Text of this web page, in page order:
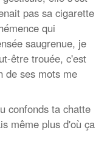
pas sa cigarette
qui
saugrenue, je
être trouée, c'est
de ses mots me
confonds ta chatte
même plus d'où ça